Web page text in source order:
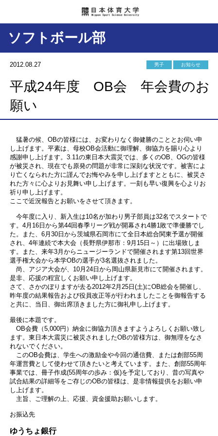
ソフトボール部
2012.08.27 男子 お知らせ
平成24年度 OB会 年会費のお
願い
猛暑の候、OBの皆様には、お変わりなく御健勝のこととお伺い申
し上げます。平素は、母校OB会活動に御理解、御協力を賜り心より
感謝申し上げます。3.11の東日本大震災では、多くのOB、OGの皆様
が被災され、現在でも原発の問題が非常に深刻な状況です。被害によ
り亡くなられた方に謹んでお悔やみを申し上げますとともに、被災さ
れた方々に心よりお見舞い申し上げます。一刻も早い復興を心よりお
祈り申し上げます。
ここで近況報告とお願いをさせて頂きます。
今年度に入り、新入生は10名が加わり男子部員は32名でスタートで
す。4月16日から第44回春季リーグ戦が開幕され4勝1敗で準優勝でし
た。また、6月30日から茨城県石岡市にて全日本総合関東予選が開催
され、4年連続で本大会（長野県伊那市：9月15日～）に出場致しま
す。また、来年3月からニュージーランドで開催されます第13回世界
選手権大会から本学OBの選手が3名選抜されました。
尚、アジア大会が、10月24日から岡山県新見市にて開催されます。
是非、応援の程宜しくお願い申し上げます。
さて、さかのぼりますが去る2012年2月25日(土)にOB総会を開催し、
昨年度の結果報告および役員改正等が行われましたことを御報告する
と共に、当日、御出席頂きました方に御礼申し上げます。
最後に本題です。
OB会費（5,000円）納金に御協力頂きますようよろしくお願い致し
ます。東日本大震災に被災されましたOBの皆様方は、御無理をなさ
れないでください。
このOB会費は、学生への激励金や今回の通信費、または創部55周
年運営費として使わせて頂きたいと考えています。また、創部55周年
事業では、冊子作成(55周年の歩み：仮)を予定しており、昔の写真や
試合結果の詳細等をご存じのOBの皆様は、是非情報提供をお願い申
し上げます。
主旨、ご理解の上、応援、資金援助お願いします。
お振込先
ゆうちょ銀行